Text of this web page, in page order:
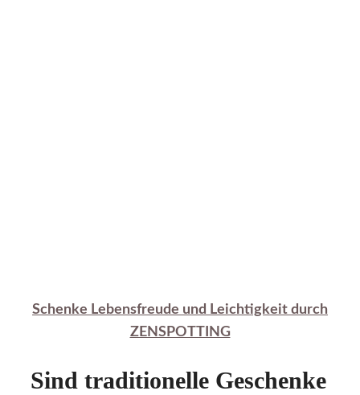
Schenke Lebensfreude und Leichtigkeit durch
ZENSPOTTING
Sind traditionelle Geschenke